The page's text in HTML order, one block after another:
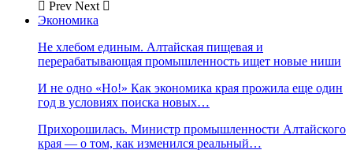
Prev Next
Экономика
Не хлебом единым. Алтайская пищевая и
перерабатывающая промышленность ищет новые ниши
И не одно «Но!» Как экономика края прожила еще один
год в условиях поиска новых…
Прихорошилась. Министр промышленности Алтайского
края — о том, как изменился реальный…